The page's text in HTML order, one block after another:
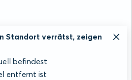
Standort verrätst, zeigen
befindest
entfernt ist